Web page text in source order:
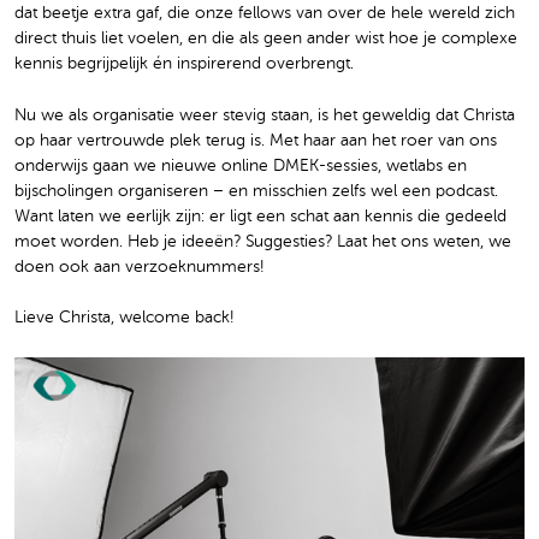
dat beetje extra gaf, die onze fellows van over de hele wereld zich
direct thuis liet voelen, en die als geen ander wist hoe je complexe
kennis begrijpelijk én inspirerend overbrengt.
Nu we als organisatie weer stevig staan, is het geweldig dat Christa
op haar vertrouwde plek terug is. Met haar aan het roer van ons
onderwijs gaan we nieuwe online DMEK-sessies, wetlabs en
bijscholingen organiseren – en misschien zelfs wel een podcast.
Want laten we eerlijk zijn: er ligt een schat aan kennis die gedeeld
moet worden. Heb je ideeën? Suggesties? Laat het ons weten, we
doen ook aan verzoeknummers!
Lieve Christa, welcome back!